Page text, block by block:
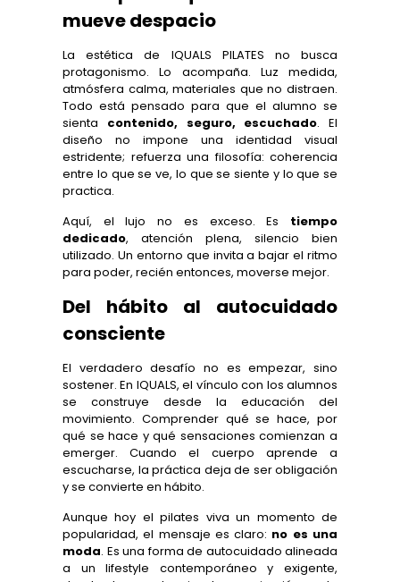
mueve despacio
La estética de IQUALS PILATES no busca
protagonismo. Lo acompaña. Luz medida,
atmósfera calma, materiales que no distraen.
Todo está pensado para que el alumno se
sienta contenido, seguro, escuchado. El
diseño no impone una identidad visual
estridente; refuerza una filosofía: coherencia
entre lo que se ve, lo que se siente y lo que se
practica.
Aquí, el lujo no es exceso. Es tiempo
dedicado, atención plena, silencio bien
utilizado. Un entorno que invita a bajar el ritmo
para poder, recién entonces, moverse mejor.
Del hábito al autocuidado
consciente
El verdadero desafío no es empezar, sino
sostener. En IQUALS, el vínculo con los alumnos
se construye desde la educación del
movimiento. Comprender qué se hace, por
qué se hace y qué sensaciones comienzan a
emerger. Cuando el cuerpo aprende a
escucharse, la práctica deja de ser obligación
y se convierte en hábito.
Aunque hoy el pilates viva un momento de
popularidad, el mensaje es claro: no es una
moda. Es una forma de autocuidado alineada
a un lifestyle contemporáneo y exigente,